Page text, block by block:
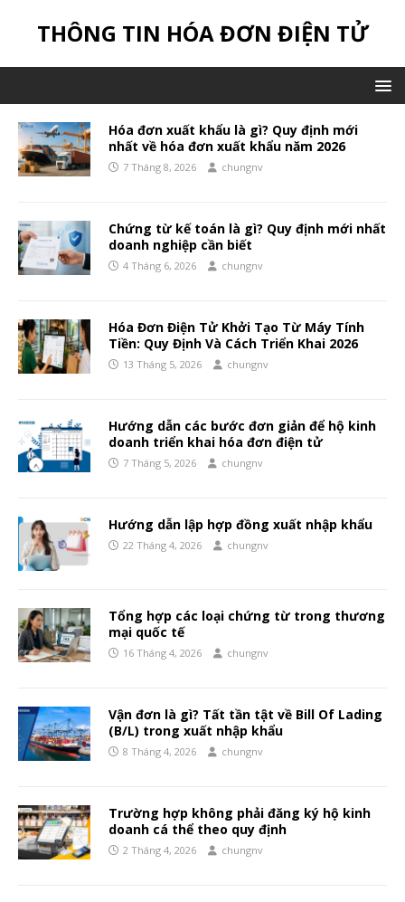
THÔNG TIN HÓA ĐƠN ĐIỆN TỬ
Hóa đơn xuất khẩu là gì? Quy định mới
nhất về hóa đơn xuất khẩu năm 2026
7 Tháng 8, 2026 chungnv
Chứng từ kế toán là gì? Quy định mới nhất
doanh nghiệp cần biết
4 Tháng 6, 2026 chungnv
Hóa Đơn Điện Tử Khởi Tạo Từ Máy Tính
Tiền: Quy Định Và Cách Triển Khai 2026
13 Tháng 5, 2026 chungnv
Hướng dẫn các bước đơn giản để hộ kinh
doanh triển khai hóa đơn điện tử
7 Tháng 5, 2026 chungnv
Hướng dẫn lập hợp đồng xuất nhập khẩu
22 Tháng 4, 2026 chungnv
Tổng hợp các loại chứng từ trong thương
mại quốc tế
16 Tháng 4, 2026 chungnv
Vận đơn là gì? Tất tần tật về Bill Of Lading
(B/L) trong xuất nhập khẩu
8 Tháng 4, 2026 chungnv
Trường hợp không phải đăng ký hộ kinh
doanh cá thể theo quy định
2 Tháng 4, 2026 chungnv